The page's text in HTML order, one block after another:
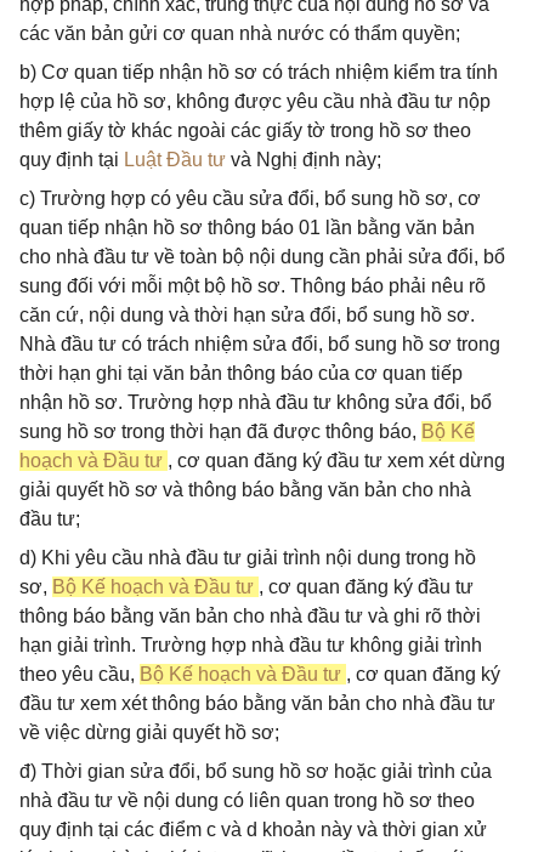
hợp pháp, chính xác, trung thực của nội dung hồ sơ và
các văn bản gửi cơ quan nhà nước có thẩm quyền;
b) Cơ quan tiếp nhận hồ sơ có trách nhiệm kiểm tra tính
hợp lệ của hồ sơ, không được yêu cầu nhà đầu tư nộp
thêm giấy tờ khác ngoài các giấy tờ trong hồ sơ theo
quy định tại Luật Đầu tư và Nghị định này;
c) Trường hợp có yêu cầu sửa đổi, bổ sung hồ sơ, cơ
quan tiếp nhận hồ sơ thông báo 01 lần bằng văn bản
cho nhà đầu tư về toàn bộ nội dung cần phải sửa đổi, bổ
sung đối với mỗi một bộ hồ sơ. Thông báo phải nêu rõ
căn cứ, nội dung và thời hạn sửa đổi, bổ sung hồ sơ.
Nhà đầu tư có trách nhiệm sửa đổi, bổ sung hồ sơ trong
thời hạn ghi tại văn bản thông báo của cơ quan tiếp
nhận hồ sơ. Trường hợp nhà đầu tư không sửa đổi, bổ
sung hồ sơ trong thời hạn đã được thông báo, Bộ Kế
hoạch và Đầu tư , cơ quan đăng ký đầu tư xem xét dừng
giải quyết hồ sơ và thông báo bằng văn bản cho nhà
đầu tư;
d) Khi yêu cầu nhà đầu tư giải trình nội dung trong hồ
sơ, Bộ Kế hoạch và Đầu tư , cơ quan đăng ký đầu tư
thông báo bằng văn bản cho nhà đầu tư và ghi rõ thời
hạn giải trình. Trường hợp nhà đầu tư không giải trình
theo yêu cầu, Bộ Kế hoạch và Đầu tư , cơ quan đăng ký
đầu tư xem xét thông báo bằng văn bản cho nhà đầu tư
về việc dừng giải quyết hồ sơ;
đ) Thời gian sửa đổi, bổ sung hồ sơ hoặc giải trình của
nhà đầu tư về nội dung có liên quan trong hồ sơ theo
quy định tại các điểm c và d khoản này và thời gian xử